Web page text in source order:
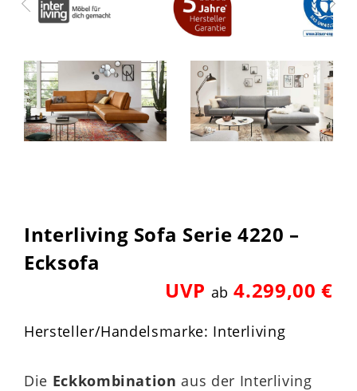
Interliving Sofa Serie 4220 –
Ecksofa
UVP ab 4.299,00 €
Hersteller/Handelsmarke: Interliving
Die Eckkombination aus der Interliving